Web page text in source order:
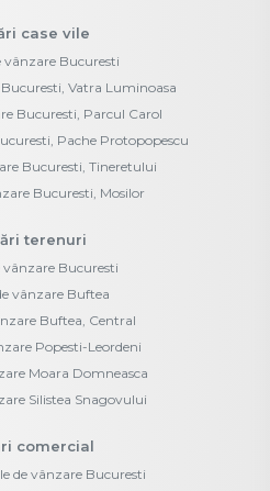
case vile
vânzare Bucuresti
Bucuresti, Vatra Luminoasa
Bucuresti, Parcul Carol
Pache Protopopescu
Bucuresti, Tineretului
Bucuresti, Mosilor
terenuri
vânzare Bucuresti
vânzare Buftea
Buftea, Central
Popesti-Leordeni
Moara Domneasca
Silistea Snagovului
comercial
de vânzare Bucuresti